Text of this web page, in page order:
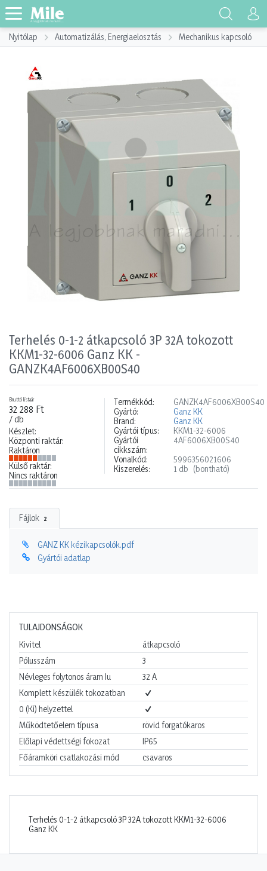
Nyitólap Automatizálás, Energiaelosztás Mechanikus kapcsoló
Terhelés 0-1-2 átkapcsoló 3P 32A tokozott
KKM1-32-6006 Ganz KK -
GANZK4AF6006XB00S40
Bruttó listaár
32 288 Ft
/ db
Készlet:
Központi raktár:
Raktáron
Külső raktár:
Nincs raktáron
Termékkód:
GANZK4AF6006XB00S40
Gyártó:
Ganz KK
Brand:
Ganz KK
Gyártói típus:
KKM1-32-6006
Gyártói
cikkszám:
4AF6006XB00S40
Vonalkód:
5996356021606
Kiszerelés:
1 db (bontható)
Fájlok 2
GANZ KK kézikapcsolók.pdf
Gyártói adatlap
TULAJDONSÁGOK
Kivitel
átkapcsoló
Pólusszám
3
Névleges folytonos áram Iu
32 A
Komplett készülék tokozatban
0 (Ki) helyzettel
Működtetőelem típusa
rövid forgatókaros
Előlapi védettségi fokozat
IP65
Főáramköri csatlakozási mód
csavaros
Terhelés 0-1-2 átkapcsoló 3P 32A tokozott KKM1-32-6006
Ganz KK